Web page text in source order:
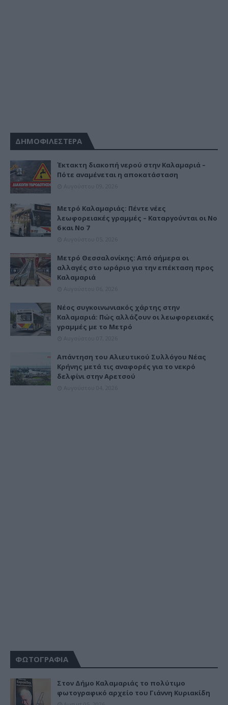
ΔΗΜΟΦΙΛΕΣΤΕΡΑ
Έκτακτη διακοπή νερού στην Καλαμαριά –
Πότε αναμένεται η αποκατάσταση
Μετρό Καλαμαριάς: Πέντε νέες
λεωφορειακές γραμμές – Καταργούνται οι Νο
6 και Νο 7
Μετρό Θεσσαλονίκης: Από σήμερα οι
αλλαγές στο ωράριο για την επέκταση προς
Καλαμαριά
Νέος συγκοινωνιακός χάρτης στην
Καλαμαριά: Πώς αλλάζουν οι λεωφορειακές
γραμμές με το Μετρό
Απάντηση του Αλιευτικού Συλλόγου Νέας
Κρήνης μετά τις αναφορές για το νεκρό
δελφίνι στην Αρετσού
ΦΩΤΟΓΡΑΦΙΑ
Στον Δήμο Καλαμαριάς το πολύτιμο
φωτογραφικό αρχείο του Γιάννη Κυριακίδη